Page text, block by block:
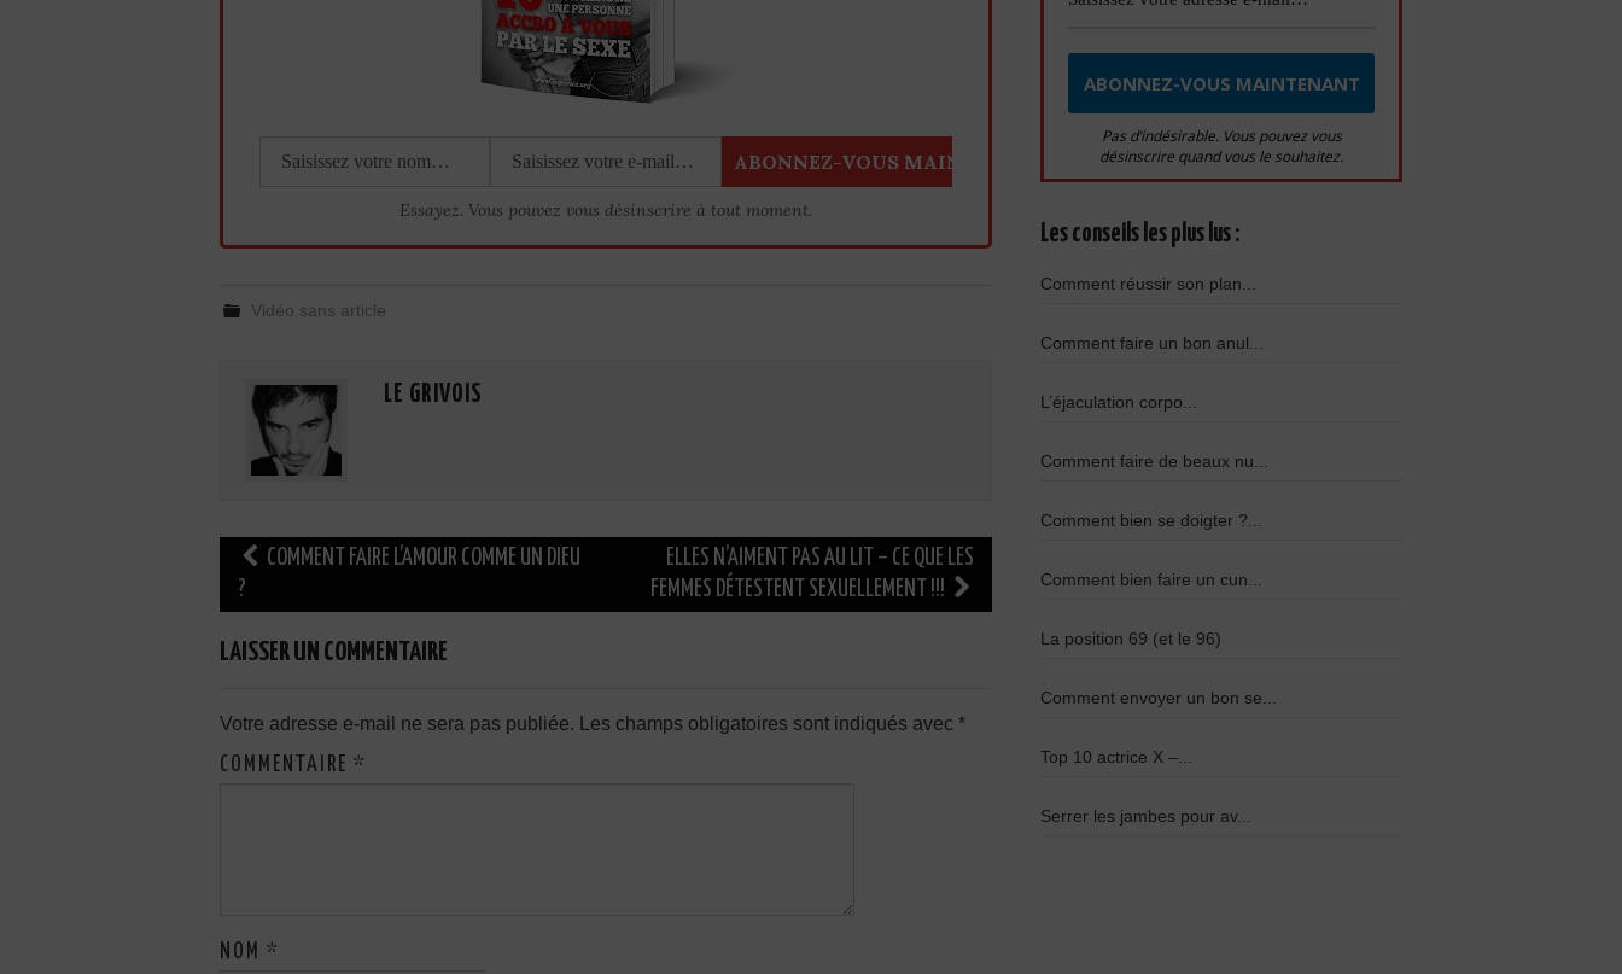
Essayez. Vous pouvez vous désinscrire à tout moment.
Vidéo sans article
LE GRIVOIS
Navigation
des
COMMENT FAIRE L’AMOUR COMME UN DIEU
?
ELLES N’AIMENT PAS AU LIT – CE QUE LES
FEMMES DÉTESTENT SEXUELLEMENT !!!
LAISSER UN COMMENTAIRE
Votre adresse e-mail ne sera pas publiée. Les champs obligatoires sont indiqués avec *
COMMENTAIRE *
NOM *
Pas d’indésirable. Vous pouvez vous
désinscrire quand vous le souhaitez.
Les conseils les plus lus :
Comment réussir son plan...
Comment faire un bon anul...
L’éjaculation corpo...
Comment faire de beaux nu...
Comment bien se doigter ?...
Comment bien faire un cun...
La position 69 (et le 96)
Comment envoyer un bon se...
Top 10 actrice X –...
Serrer les jambes pour av...